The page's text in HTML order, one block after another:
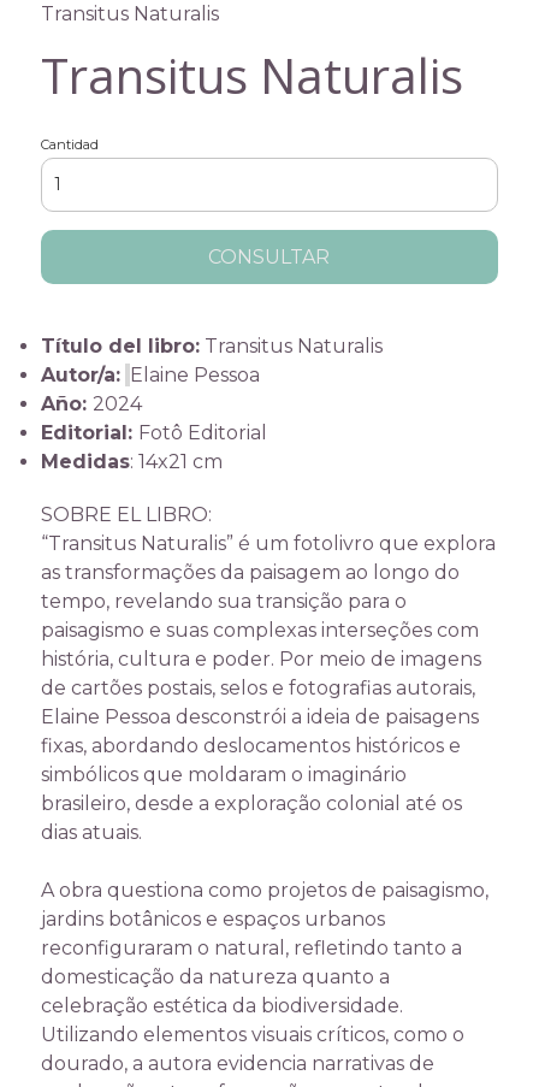
Transitus Naturalis
Transitus Naturalis
Cantidad
CONSULTAR
Título del libro:Transitus Naturalis
Autor/a: Elaine Pessoa
Año: 2024
Editorial: Fotô Editorial
Medidas: 14x21 cm
SOBRE EL LIBRO:
“Transitus Naturalis” é um fotolivro que explora
as transformações da paisagem ao longo do
tempo, revelando sua transição para o
paisagismo e suas complexas interseções com
história, cultura e poder. Por meio de imagens
de cartões postais, selos e fotografias autorais,
Elaine Pessoa desconstrói a ideia de paisagens
fixas, abordando deslocamentos históricos e
simbólicos que moldaram o imaginário
brasileiro, desde a exploração colonial até os
dias atuais.
A obra questiona como projetos de paisagismo,
jardins botânicos e espaços urbanos
reconfiguraram o natural, refletindo tanto a
domesticação da natureza quanto a
celebração estética da biodiversidade.
Utilizando elementos visuais críticos, como o
dourado, a autora evidencia narrativas de